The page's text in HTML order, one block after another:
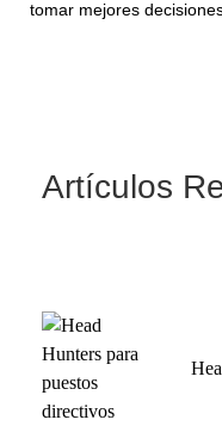
tomar mejores
Artículos